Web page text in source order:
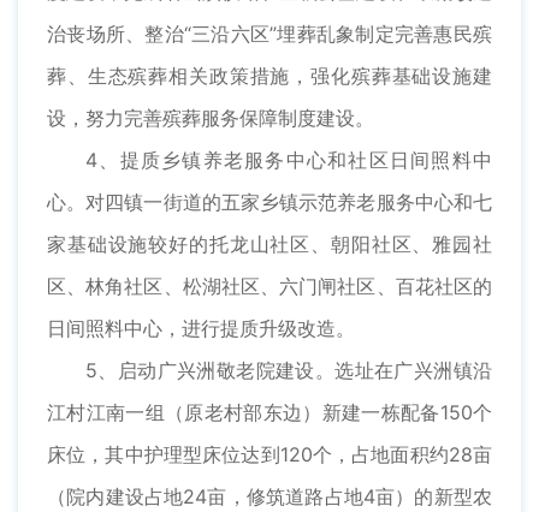
治丧场所、整治“三沿六区”埋葬乱象制定完善惠民殡
葬、生态殡葬相关政策措施，强化殡葬基础设施建
设，努力完善殡葬服务保障制度建设。
4、提质乡镇养老服务中心和社区日间照料中
心。对四镇一街道的五家乡镇示范养老服务中心和七
家基础设施较好的托龙山社区、朝阳社区、雅园社
区、林角社区、松湖社区、六门闸社区、百花社区的
日间照料中心，进行提质升级改造。
5、启动广兴洲敬老院建设。选址在广兴洲镇沿
江村江南一组（原老村部东边）新建一栋配备150个
床位，其中护理型床位达到120个，占地面积约28亩
（院内建设占地24亩，修筑道路占地4亩）的新型农